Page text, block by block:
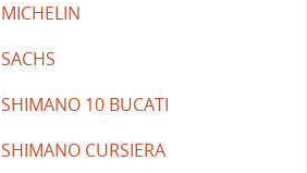
10 BUCATI
CURSIERA